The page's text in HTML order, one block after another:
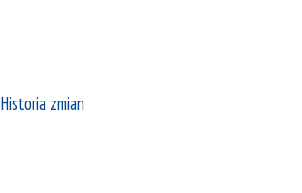
Historia zmian